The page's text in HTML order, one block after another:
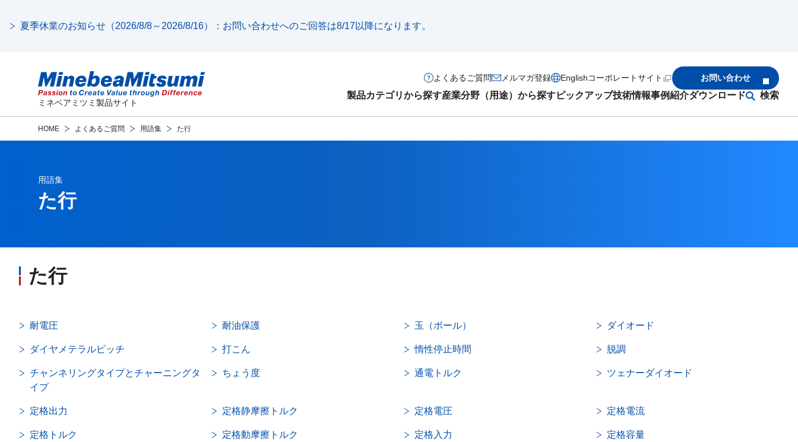
夏季休業のお知らせ（2026/8/8～2026/8/16）：お問い合わせへのご回答は8/17以降になります。
ミネベアミツミ製品サイト
製品カテゴリから探す産業分野（用途）から探すピックアップ技術情報事例紹介ダウンロード 検索
よくあるご質問 メルマガ登録 Englishコーポレートサイト お問い合わせ
HOME よくあるご質問 用語集 た行
用語集
た行
た行
耐電圧 耐油保護 玉（ボール） ダイオード
ダイヤメテラルピッチ 打こん 惰性停止時間 脱調
チャンネリングタイプとチャーニングタ
イプ
ちょう度 通電トルク ツェナーダイオード
定格出力 定格静摩擦トルク 定格電圧 定格電流
定格トルク 定格動摩擦トルク 定格入力 定格容量